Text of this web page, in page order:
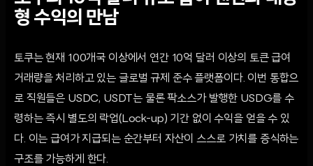
형 수익의 만남
토쿠는 현재 100개국 이상에서 연간 10억 달러 이상의 토큰 급여
거래량을 처리하고 있는 글로벌 규제 준수 플랫폼이다. 이번 통합으
로 직원들은 USDC, USDT는 물론 팍소스가 발행한 USDG를 수
령하는 즉시 별도의 락업(Lock-up) 기간 없이 수익을 얻을 수 있
다. 이는 급여가 지급되는 순간부터 자산이 스스로 가치를 증식하는
구조를 가능하게 한다.